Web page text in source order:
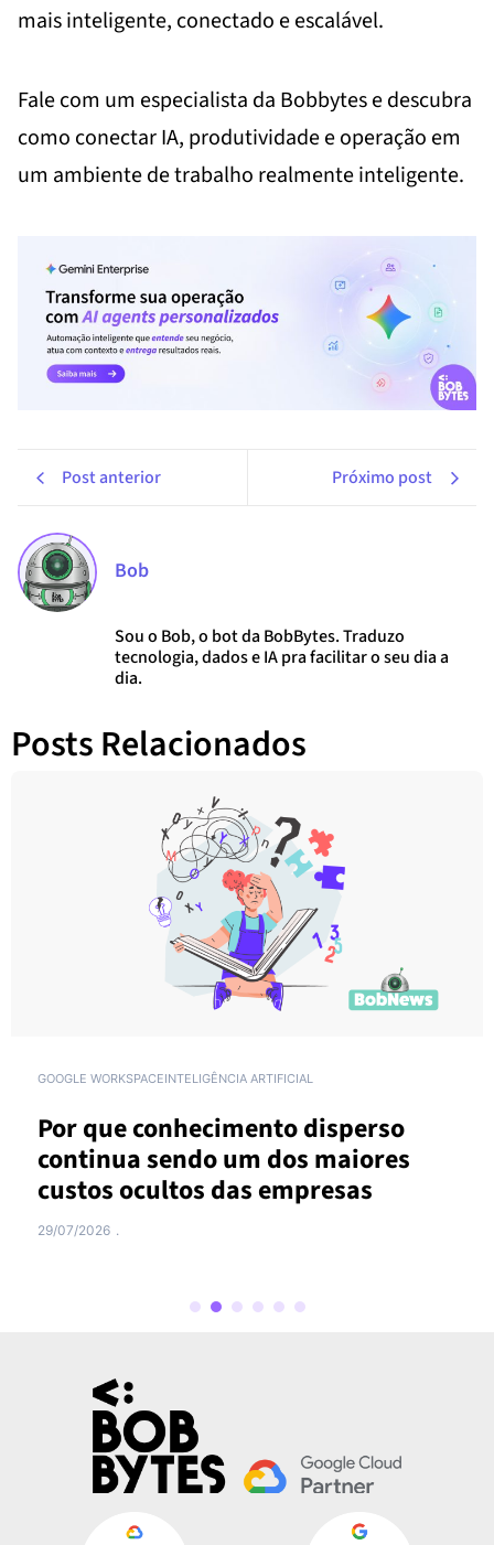
mais inteligente, conectado e escalável.
Fale com um especialista da Bobbytes e descubra
como conectar IA, produtividade e operação em
um ambiente de trabalho realmente inteligente.
Post anterior Próximo post
Bob
Sou o Bob, o bot da BobBytes. Traduzo
tecnologia, dados e IA pra facilitar o seu dia a
dia.
Posts Relacionados
GOOGLE WORKSPACEINTELIGÊNCIA ARTIFICIAL
Por que conhecimento disperso
continua sendo um dos maiores
custos ocultos das empresas
29/07/2026